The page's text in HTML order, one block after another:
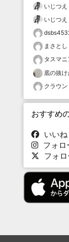
いじつえ
いじつえ
まさとし
タスマニ
底の抜
クラウン
おすすめ
いい
フォロ
フォ